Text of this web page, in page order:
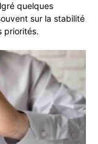
quelques
sur la stabilité
priorités.